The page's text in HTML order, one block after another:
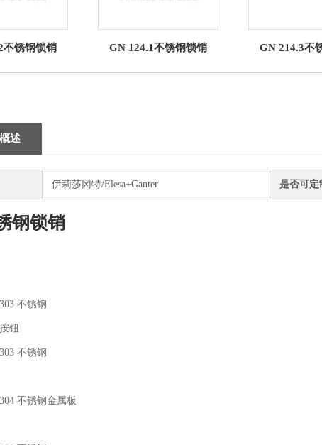
不锈钢锁销 GN 124.1不锈钢锁销 GN 214.3不
述
伊莉莎冈特/Elesa+Ganter 是否可定
钢锁销
不锈钢
钮
不锈钢
不锈钢金属板